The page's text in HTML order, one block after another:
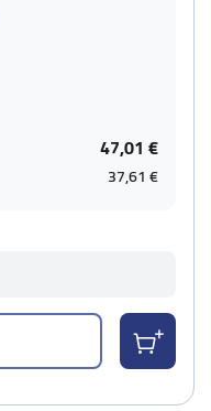
47,01 €
37,61 €